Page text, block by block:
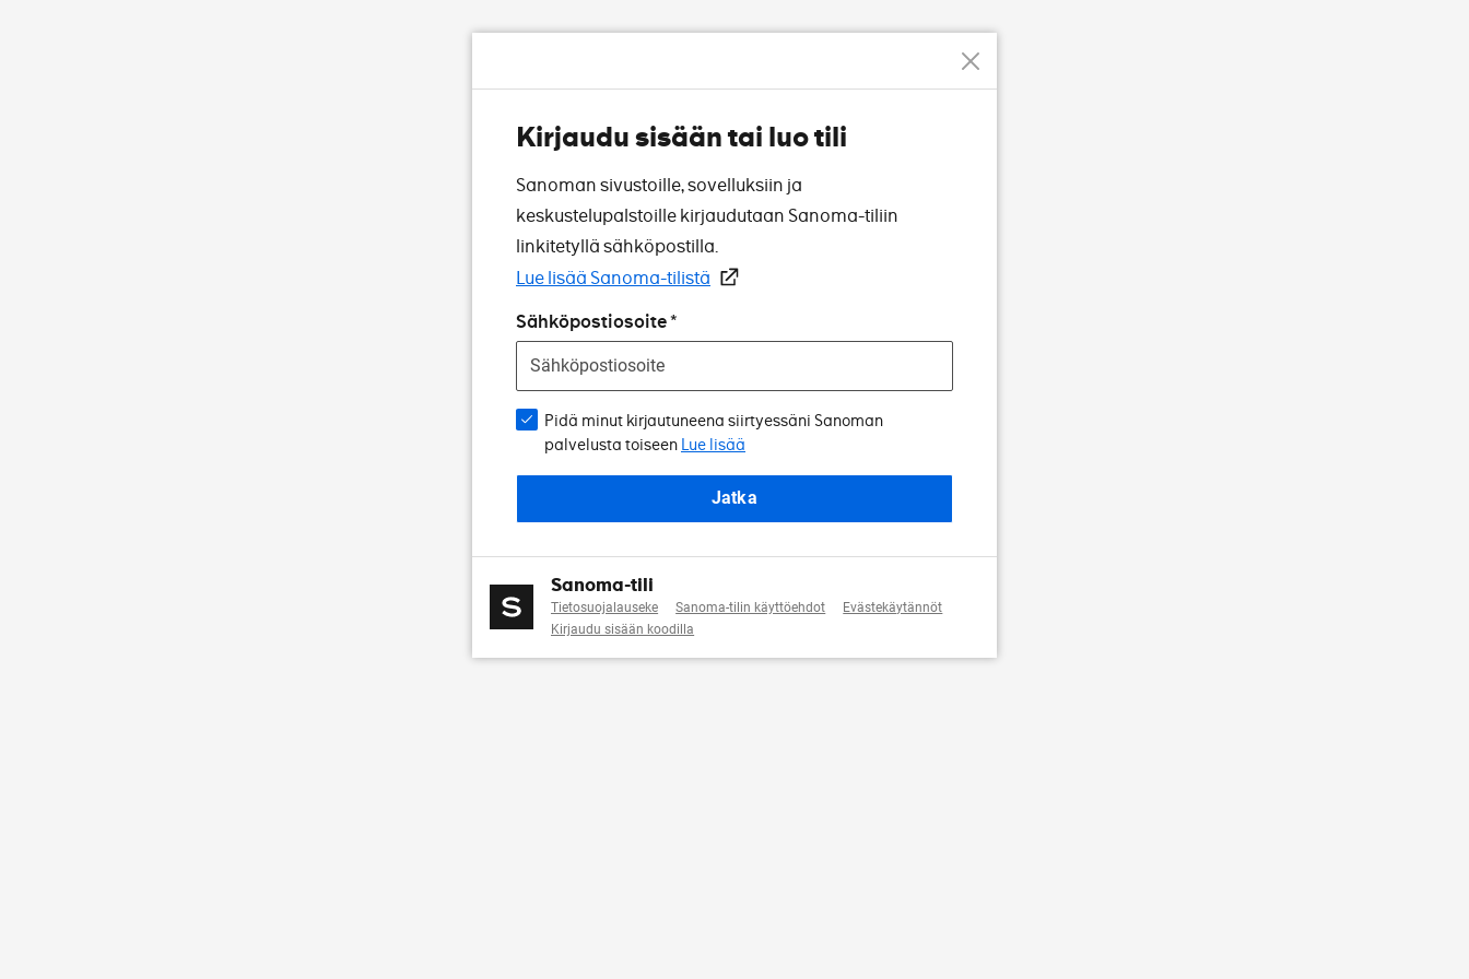
Kirjaudu sisään tai luo tili
Sanoman sivustoille, sovelluksiin ja
keskustelupalstoille kirjaudutaan Sanoma-tiliin
linkitetyllä sähköpostilla.
Lue lisää Sanoma-tilistä
Sähköpostiosoite
Pidä minut kirjautuneena siirtyessäni Sanoman
palvelusta toiseen Lue lisää
Jatka
Sanoma-tili
Tietosuojalauseke Sanoma-tilin käyttöehdot
Evästekäytännöt
Kirjaudu sisään koodilla